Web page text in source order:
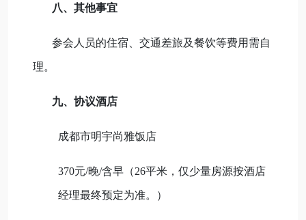
八、其他事宜
参会人员的住宿、交通差旅及餐饮等费用需自
理。
九、协议酒店
成都市明宇尚雅饭店
370元/晚/含早（26平米，仅少量房源按酒店
经理最终预定为准。）